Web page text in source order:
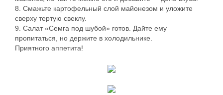
8. Смажьте картофельный слой майонезом и уложите
сверху тертую свеклу.
9. Салат «Семга под шубой» готов. Дайте ему
пропитаться, но держите в холодильнике.
Приятного аппетита!